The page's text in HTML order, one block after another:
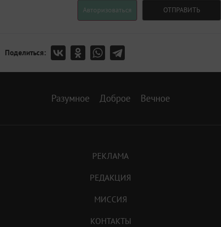
Авторизоваться ОТПРАВИТЬ
Поделиться:
Разумное Доброе Вечное
РЕКЛАМА
РЕДАКЦИЯ
МИССИЯ
КОНТАКТЫ